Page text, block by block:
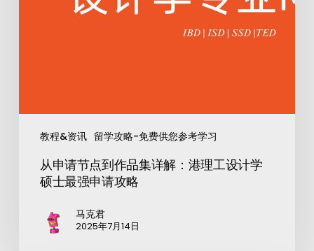
教程&资讯 留学攻略-免费供您参考学习
从申请节点到作品集详解：港理工设计学
硕士最强申请攻略
马克君
2025年7月14日